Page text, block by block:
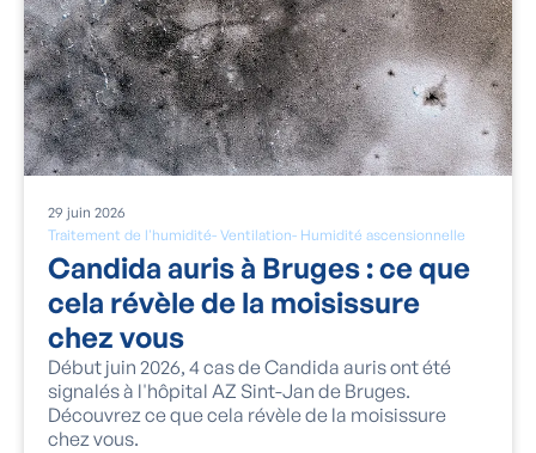
Traitement de l'humidité- Ventilation- Humidité ascensionnelle
29 juin 2026
Candida auris à Bruges : ce que
cela révèle de la moisissure
chez vous
Début juin 2026, 4 cas de Candida auris ont été
signalés à l'hôpital AZ Sint-Jan de Bruges.
Découvrez ce que cela révèle de la moisissure
chez vous.